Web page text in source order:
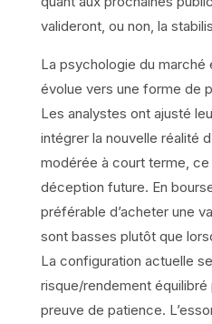
valideront, ou non, la
La psychologie du marché
évolue vers une forme de
Les analystes ont ajusté
intégrer la nouvelle réalité
modérée à court terme,
déception future. En
préférable d’acheter une
sont basses plutôt que
La configuration actuelle
risque/rendement
preuve de patience.